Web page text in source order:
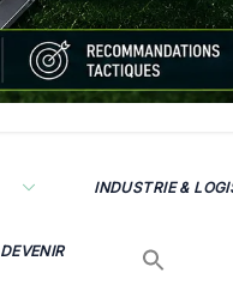
INDUSTRIE &
DEVENIR